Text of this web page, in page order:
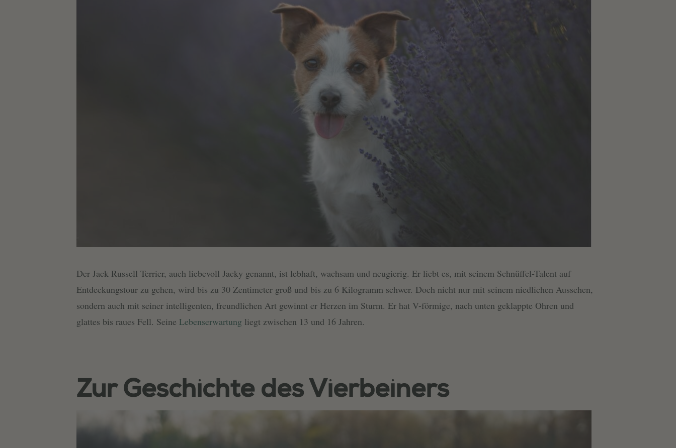
Der Jack Russell Terrier, auch liebevoll Jacky genannt, ist lebhaft, wachsam und neugierig. Er liebt es, mit seinem Schnüffel-Talent auf
Entdeckungstour zu gehen, wird bis zu 30 Zentimeter groß und bis zu 6 Kilogramm schwer. Doch nicht nur mit seinem niedlichen Aussehen,
sondern auch mit seiner intelligenten, freundlichen Art gewinnt er Herzen im Sturm. Er hat V-förmige, nach unten geklappte Ohren und
glattes bis raues Fell. Seine Lebenserwartung liegt zwischen 13 und 16 Jahren.
Zur Geschichte des Vierbeiners